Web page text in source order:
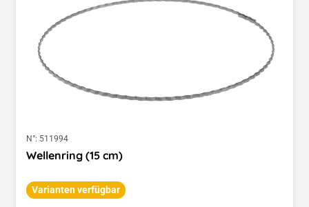
N°: 511994
Wellenring (15 cm)
Varianten verfügbar